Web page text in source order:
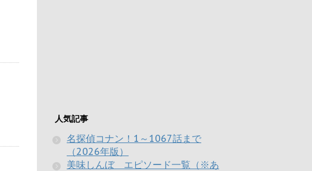
人気記事
名探偵コナン！1～1067話まで
（2026年版）
美味しんぼ エピソード一覧（※あ